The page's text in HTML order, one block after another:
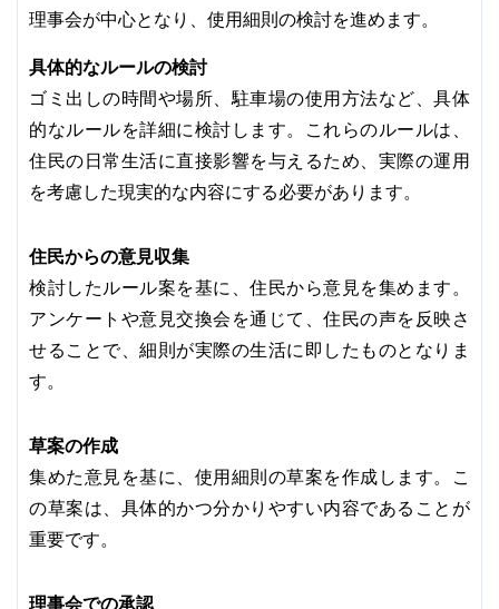
理事会が中心となり、使用細則の検討を進めます。
具体的なルールの検討
ゴミ出しの時間や場所、駐車場の使用方法など、具体
的なルールを詳細に検討します。これらのルールは、
住民の日常生活に直接影響を与えるため、実際の運用
を考慮した現実的な内容にする必要があります。
住民からの意見収集
検討したルール案を基に、住民から意見を集めます。
アンケートや意見交換会を通じて、住民の声を反映さ
せることで、細則が実際の生活に即したものとなりま
す。
草案の作成
集めた意見を基に、使用細則の草案を作成します。こ
の草案は、具体的かつ分かりやすい内容であることが
重要です。
理事会での承認